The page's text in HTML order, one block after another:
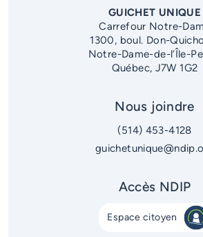
GUICHET UNIQUE
Carrefour Notre-
1300, boul. Don-
Notre-Dame-de-l’Île-
Québec, J7W 1G2
Nous joindre
(514) 453-4128
Accès NDIP
Espace citoyen